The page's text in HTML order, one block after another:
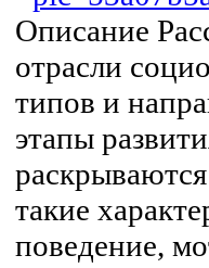
Описание
отрасли
типов и
этапы
такие
поведение,